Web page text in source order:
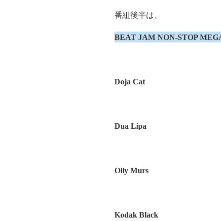
番組後半は、
BEAT JAM NON-STOP
Doja Cat
Dua Lipa
Olly Murs
Kodak Black